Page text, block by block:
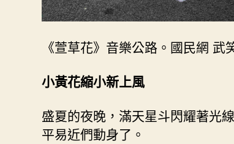
《萱草花》音樂公路。國民網 武
小黃花縮小新上風
盛夏的夜晚，滿天星斗閃耀著光
平易近們動身了。